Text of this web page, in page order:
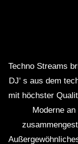
Techno Streams
DJ' s aus dem
mit höchster
Moderne